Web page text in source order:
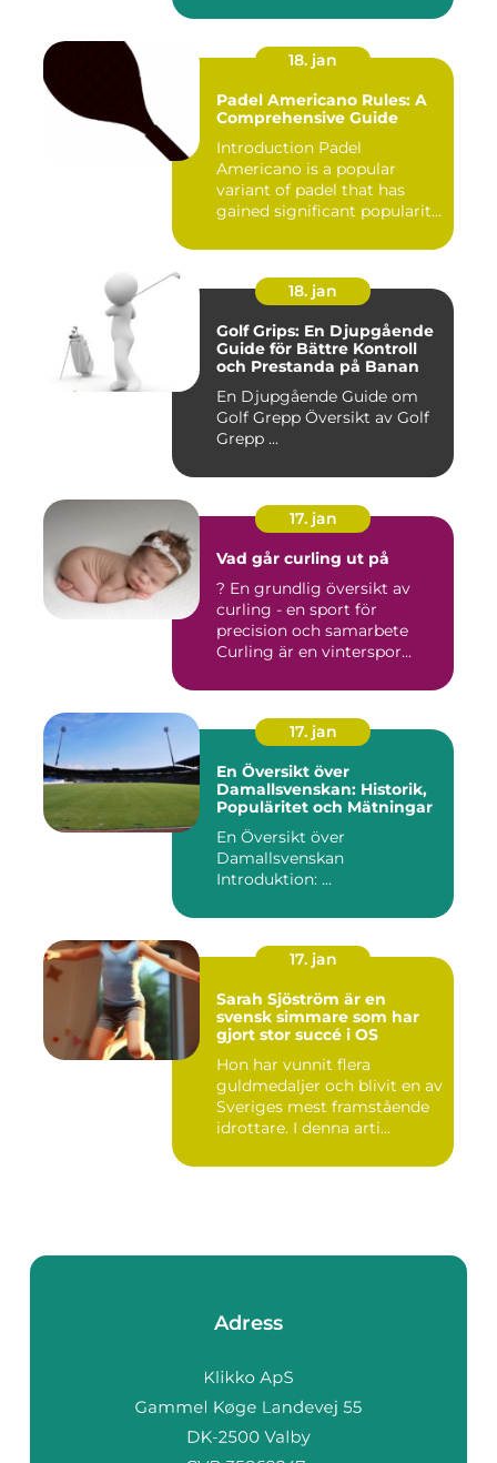
18. jan
Padel Americano Rules: A
Comprehensive Guide
Introduction Padel
Americano is a popular
variant of padel that has
gained significant popularity
18. jan
Golf Grips: En Djupgående
Guide för Bättre Kontroll
och Prestanda på Banan
En Djupgående Guide om
Golf Grepp Översikt av Golf
Grepp ...
17. jan
Vad går curling ut på
? En grundlig översikt av
curling - en sport för
precision och samarbete
Curling är en vinterspor...
17. jan
En Översikt över
Damallsvenskan: Historik,
Populäritet och Mätningar
En Översikt över
Damallsvenskan
Introduktion: ...
17. jan
Sarah Sjöström är en
svensk simmare som har
gjort stor succé i OS
Hon har vunnit flera
guldmedaljer och blivit en av
Sveriges mest framstående
idrottare. I denna arti...
Adress